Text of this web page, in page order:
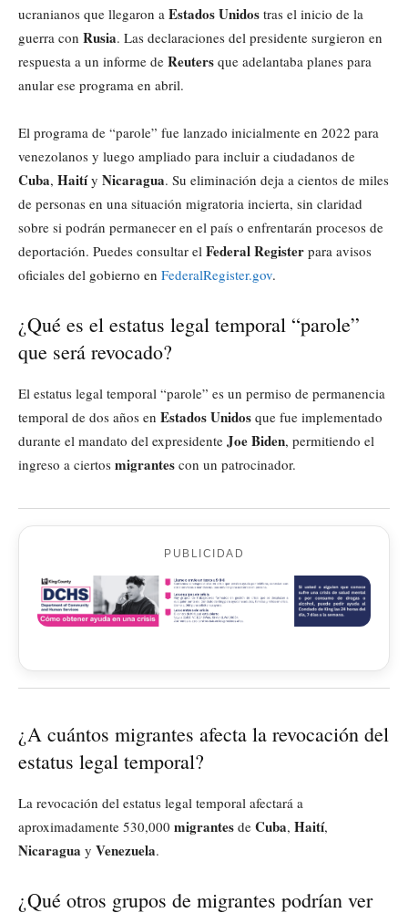
ucranianos que llegaron a Estados Unidos tras el inicio de la
guerra con Rusia. Las declaraciones del presidente surgieron en
respuesta a un informe de Reuters que adelantaba planes para
anular ese programa en abril.
El programa de “parole” fue lanzado inicialmente en 2022 para
venezolanos y luego ampliado para incluir a ciudadanos de
Cuba, Haitíy Nicaragua. Su eliminación deja a cientos de miles
de personas en una situación migratoria incierta, sin claridad
sobre si podrán permanecer en el país o enfrentarán procesos de
deportación. Puedes consultar el Federal Register para avisos
oficiales del gobierno en FederalRegister.gov.
¿Qué es el estatus legal temporal “parole”
que será revocado?
El estatus legal temporal “parole” es un permiso de permanencia
temporal de dos años en Estados Unidos que fue implementado
durante el mandato del expresidente Joe Biden, permitiendo el
ingreso a ciertos migrantes con un patrocinador.
PUBLICIDAD
¿A cuántos migrantes afecta la revocación del
estatus legal temporal?
La revocación del estatus legal temporal afectará a
aproximadamente 530,000 migrantes de Cuba, Haití,
Nicaragua y Venezuela.
¿Qué otros grupos de migrantes podrían ver